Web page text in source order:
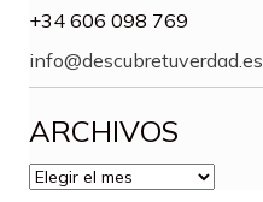
+34 606 098 769
info@descubretuverdad.es
ARCHIVOS
ARCHIVOS